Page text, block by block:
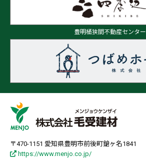
豊明桶狭間不動産センター
〒470-1151 愛知県豊明市前後町鎗ヶ名1841
https://www.menjo.co.jp/